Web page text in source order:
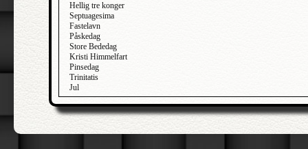
Hellig tre konger
Septuagesima
Fastelavn
Påskedag
Store Bededag
Kristi Himmelfart
Pinsedag
Trinitatis
Jul